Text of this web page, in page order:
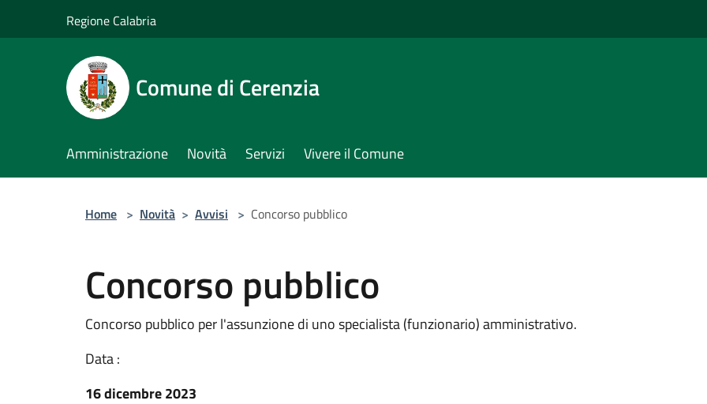
Regione Calabria
Comune di Cerenzia
Amministrazione Novità Servizi Vivere il Comune
Home > Novità > Avvisi > Concorso pubblico
Concorso pubblico
Concorso pubblico per l'assunzione di uno specialista (funzionario) amministrativo.
Data :
16 dicembre 2023